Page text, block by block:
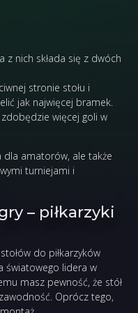
z nich składa się z dwóch
stronie stołu i
jak najwięcej bramek.
więcej goli w
dla amatorów, ale także
turniejami i
– piłkarzyki
do piłkarzyków
światowego lidera w
masz pewność, że stół
Oprócz tego,